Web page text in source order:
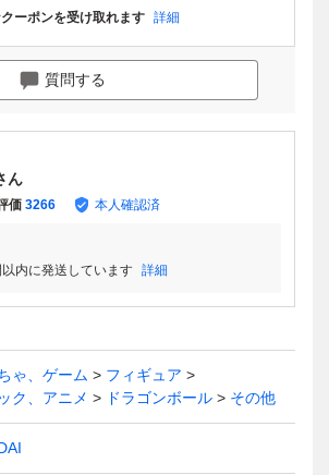
ーポンを受け取れます 詳細
質問する
ん
価 3266 本人確認済
内に発送しています 詳細
ゃ、ゲーム
フィギュア
ク、アニメ
ドラゴンボール その他